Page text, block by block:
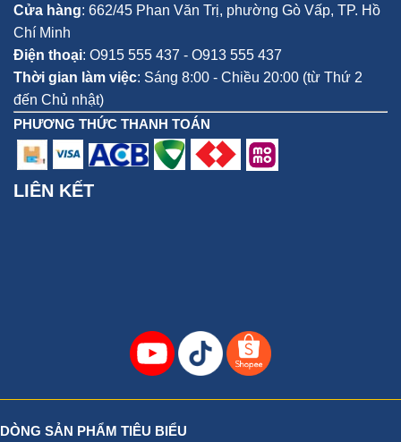
Cửa hàng: 662/45 Phan Văn Trị, phường Gò Vấp, TP. Hồ
Chí Minh
Điện thoại: O915 555 437 - O913 555 437
Thời gian làm việc: Sáng 8:00 - Chiều 20:00 (từ Thứ 2
đến Chủ nhật)
PHƯƠNG THỨC THANH TOÁN
LIÊN KẾT
DÒNG SẢN PHẨM TIÊU BIỂU